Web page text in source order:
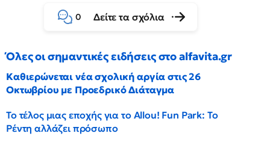
0 Δείτε τα σχόλια
Όλες οι σημαντικές ειδήσεις στο alfavita.gr
Καθιερώνεται νέα σχολική αργία στις 26
Οκτωβρίου με Προεδρικό Διάταγμα
Το τέλος μιας εποχής για το Allou! Fun Park: Το
Ρέντη αλλάζει πρόσωπο